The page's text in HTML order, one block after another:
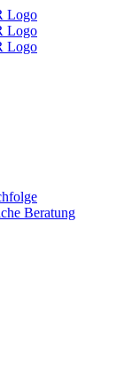
Beratung